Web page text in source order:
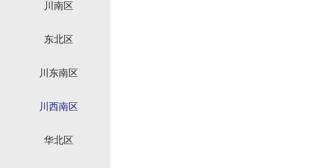
川南区
东北区
川东南区
川西南区
华北区